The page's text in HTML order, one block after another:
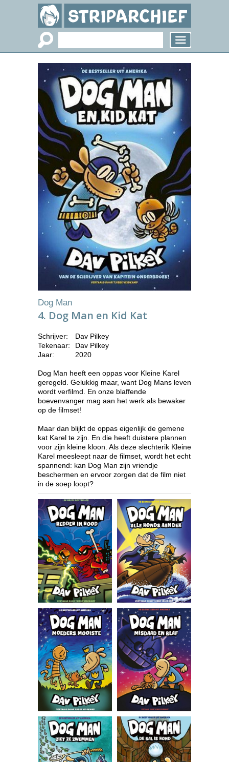
Dog Man
4. Dog Man en Kid Kat
Schrijver:
Dav Pilkey
Tekenaar:
Dav Pilkey
Jaar:
2020
Dog Man heeft een oppas voor Kleine Karel
geregeld. Gelukkig maar, want Dog Mans leven
wordt verfilmd. En onze blaffende
boevenvanger mag aan het werk als bewaker
op de filmset!
Maar dan blijkt de oppas eigenlijk de gemene
kat Karel te zijn. En die heeft duistere plannen
voor zijn kleine kloon. Als deze slechterik Kleine
Karel meesleept naar de filmset, wordt het echt
spannend: kan Dog Man zijn vriendje
beschermen en ervoor zorgen dat de film niet
in de soep loopt?